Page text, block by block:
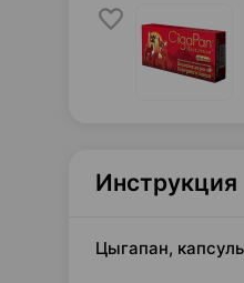
Инструкция
Цыгапан,